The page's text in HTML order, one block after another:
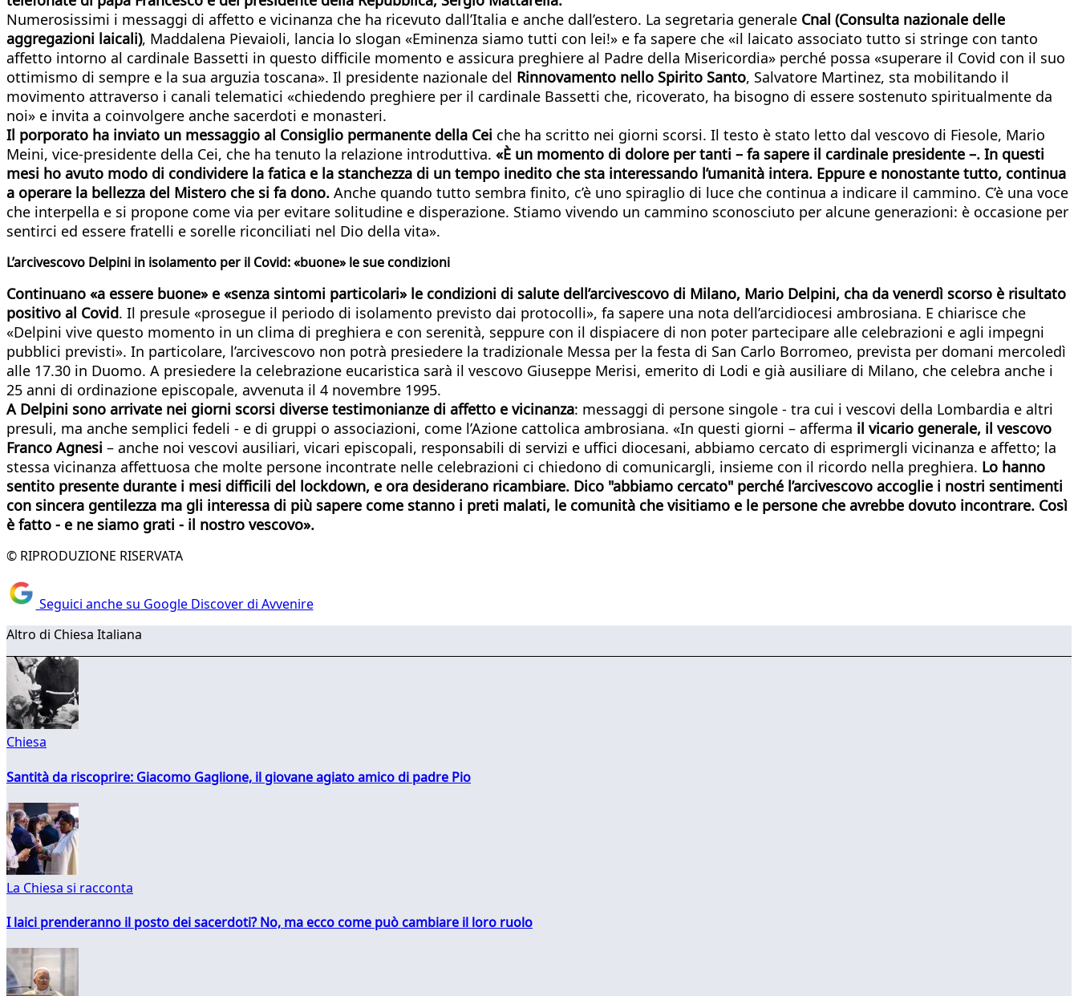
Numerosissimi i messaggi di affetto e vicinanza che ha ricevuto dall’Italia e anche dall’estero. La segretaria generale Cnal (Consulta nazionale delle
aggregazioni laicali), Maddalena Pievaioli, lancia lo slogan «Eminenza siamo tutti con lei!» e fa sapere che «il laicato associato tutto si stringe con tanto
affetto intorno al cardinale Bassetti in questo difficile momento e assicura preghiere al Padre della Misericordia» perché possa «superare il Covid con il suo
ottimismo di sempre e la sua arguzia toscana». Il presidente nazionale del Rinnovamento nello Spirito Santo, Salvatore Martinez, sta mobilitando il
movimento attraverso i canali telematici «chiedendo preghiere per il cardinale Bassetti che, ricoverato, ha bisogno di essere sostenuto spiritualmente da
noi» e invita a coinvolgere anche sacerdoti e monasteri.
Il porporato ha inviato un messaggio al Consiglio permanente della Cei che ha scritto nei giorni scorsi. Il testo è stato letto dal vescovo di Fiesole, Mario
Meini, vice-presidente della Cei, che ha tenuto la relazione introduttiva. «È un momento di dolore per tanti – fa sapere il cardinale presidente –. In questi
mesi ho avuto modo di condividere la fatica e la stanchezza di un tempo inedito che sta interessando l’umanità intera. Eppure e nonostante tutto, continua
a operare la bellezza del Mistero che si fa dono. Anche quando tutto sembra finito, c’è uno spiraglio di luce che continua a indicare il cammino. C’è una voce
che interpella e si propone come via per evitare solitudine e disperazione. Stiamo vivendo un cammino sconosciuto per alcune generazioni: è occasione per
sentirci ed essere fratelli e sorelle riconciliati nel Dio della vita».
L’arcivescovo Delpini in isolamento per il Covid: «buone» le sue condizioni
Continuano «a essere buone» e «senza sintomi particolari» le condizioni di salute dell’arcivescovo di Milano, Mario Delpini, cha da venerdì scorso è risultato
positivo al Covid. Il presule «prosegue il periodo di isolamento previsto dai protocolli», fa sapere una nota dell’arcidiocesi ambrosiana. E chiarisce che
«Delpini vive questo momento in un clima di preghiera e con serenità, seppure con il dispiacere di non poter partecipare alle celebrazioni e agli impegni
pubblici previsti». In particolare, l’arcivescovo non potrà presiedere la tradizionale Messa per la festa di San Carlo Borromeo, prevista per domani mercoledì
alle 17.30 in Duomo. A presiedere la celebrazione eucaristica sarà il vescovo Giuseppe Merisi, emerito di Lodi e già ausiliare di Milano, che celebra anche i
25 anni di ordinazione episcopale, avvenuta il 4 novembre 1995.
A Delpini sono arrivate nei giorni scorsi diverse testimonianze di affetto e vicinanza: messaggi di persone singole - tra cui i vescovi della Lombardia e altri
presuli, ma anche semplici fedeli - e di gruppi o associazioni, come l’Azione cattolica ambrosiana. «In questi giorni – afferma il vicario generale, il vescovo
Franco Agnesi – anche noi vescovi ausiliari, vicari episcopali, responsabili di servizi e uffici diocesani, abbiamo cercato di esprimergli vicinanza e affetto; la
stessa vicinanza affettuosa che molte persone incontrate nelle celebrazioni ci chiedono di comunicargli, insieme con il ricordo nella preghiera. Lo hanno
sentito presente durante i mesi difficili del lockdown, e ora desiderano ricambiare. Dico "abbiamo cercato" perché l’arcivescovo accoglie i nostri sentimenti
con sincera gentilezza ma gli interessa di più sapere come stanno i preti malati, le comunità che visitiamo e le persone che avrebbe dovuto incontrare. Così
è fatto - e ne siamo grati - il nostro vescovo».
© RIPRODUZIONE RISERVATA
Seguici anche su Google Discover di Avvenire
Altro di Chiesa Italiana
Chiesa
Santità da riscoprire: Giacomo Gaglione, il giovane agiato amico di padre Pio
La Chiesa si racconta
I laici prenderanno il posto dei sacerdoti? No, ma ecco come può cambiare il loro ruolo